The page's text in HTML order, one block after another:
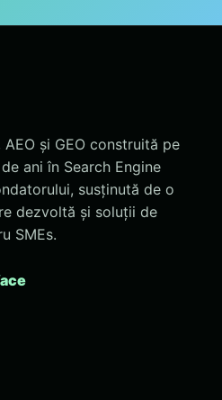
AEO și GEO construită pe
ani în Search Engine
susținută de o
dezvoltă și soluții de
SMEs.